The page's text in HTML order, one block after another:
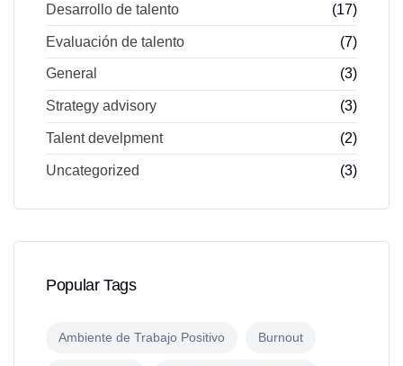
Desarrollo de talento (17)
Evaluación de talento (7)
General (3)
Strategy advisory (3)
Talent develpment (2)
Uncategorized (3)
Popular Tags
Ambiente de Trabajo Positivo Burnout